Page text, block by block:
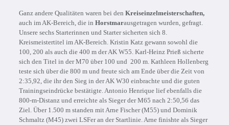
Ganz andere Qualitäten waren bei den Kreiseinzelmeisterschaften,
auch im AK-Bereich, die in Horstmarausgetragen wurden, gefragt.
Unsere sechs Starterinnen und Starter sicherten sich 8.
Kreismeistertitel im AK-Bereich. Kristin Katz gewann sowohl die
100, 200 als auch die 400 m der AK W55. Karl-Heinz Prieß sicherte
sich den Titel in der M70 über 100 und 200 m. Kathleen Hollenberg
teste sich über die 800 m und freute sich am Ende über die Zeit von
2:35,92, die ihr den Sieg in der AK W30 einbrachte und die guten
Trainingseindrücke bestätigte. Antonio Henrique lief ebenfalls die
800-m-Distanz und erreichte als Sieger der M65 nach 2:50,56 das
Ziel. Über 1.500 m standen mit Arne Fischer (M55) und Dominik
Schmaltz (M45) zwei LSFer an der Startlinie. Arne finishte als Sieger